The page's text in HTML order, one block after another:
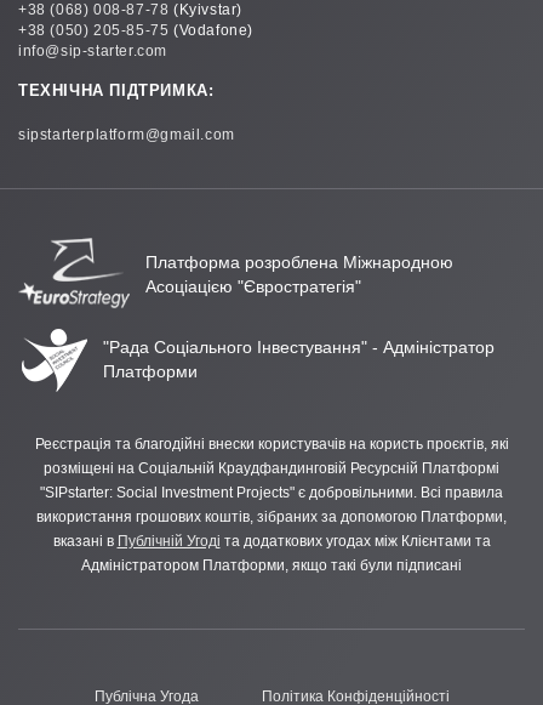
+38 (068) 008-87-78 (Kyivstar)
+38 (050) 205-85-75 (Vodafone)
info@sip-starter.com
ТЕХНІЧНА ПІДТРИМКА:
sipstarterplatform@gmail.com
Платформа розроблена Міжнародною
Асоціацією "Євростратегія"
"Рада Соціального Інвестування" - Адміністратор
Платформи
Реєстрація та благодійні внески користувачів на користь проєктів, які
розміщені на Соціальній Краудфандинговій Ресурсній Платформі
"SIPstarter: Social Investment Projects" є добровільними. Всі правила
використання грошових коштів, зібраних за допомогою Платформи,
вказані в Публічній Угоді та додаткових угодах між Клієнтами та
Адміністратором Платформи, якщо такі були підписані
Публічна Угода Політика Конфіденційності